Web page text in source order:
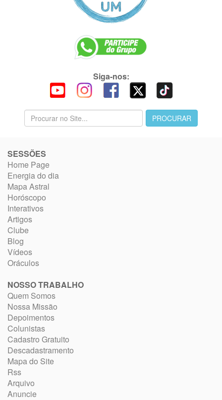
Siga-nos:
SESSÕES
Home Page
Energia do dia
Mapa Astral
Horóscopo
Interativos
Artigos
Clube
Blog
Vídeos
Oráculos
NOSSO TRABALHO
Quem Somos
Nossa Missão
Depoimentos
Colunistas
Cadastro Gratuito
Descadastramento
Mapa do Site
Rss
Arquivo
Anuncie